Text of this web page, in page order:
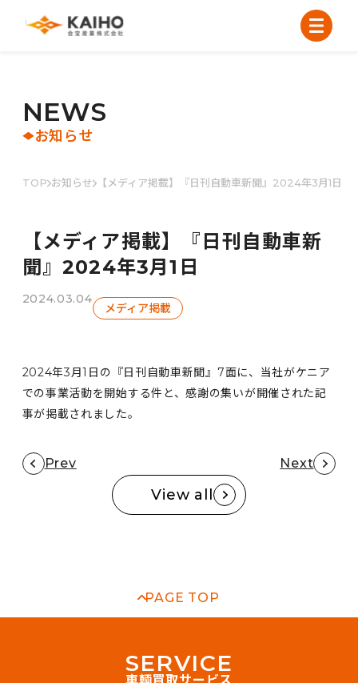
NEWS
お知らせ
TOP お知らせ 【メディア掲載】『日刊自動車新聞』2024年3月1日
【メディア掲載】『日刊自動車新
聞』2024年3月1日
2024.03.04
メディア掲載
2024年3月1日の『日刊自動車新聞』7面に、当社がケニア
での事業活動を開始する件と、感謝の集いが開催された記
事が掲載されました。
Prev Next
View all
PAGE TOP
SERVICE